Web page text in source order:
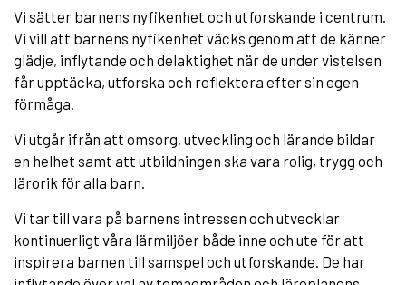
Vi sätter barnens nyfikenhet och utforskande i centrum.
Vi vill att barnens nyfikenhet väcks genom att de känner
glädje, inflytande och delaktighet när de under vistelsen
får upptäcka, utforska och reflektera efter sin egen
förmåga.
Vi utgår ifrån att omsorg, utveckling och lärande bildar
en helhet samt att utbildningen ska vara rolig, trygg och
lärorik för alla barn.
Vi tar till vara på barnens intressen och utvecklar
kontinuerligt våra lärmiljöer både inne och ute för att
inspirera barnen till samspel och utforskande. De har